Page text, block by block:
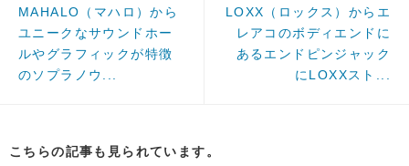
MAHALO（マハロ）から
ユニークなサウンドホー
ルやグラフィックが特徴
のソプラノウ...
LOXX（ロックス）からエ
レアコのボディエンドに
あるエンドピンジャック
にLOXXスト...
こちらの記事も見られています。